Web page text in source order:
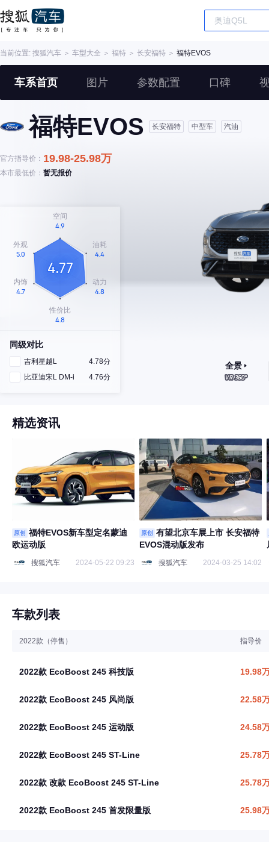
当前位置: 搜狐汽车 ＞ 车型大全 ＞ 福特 ＞ 长安福特 ＞ 福特EVOS
车系首页 图片 参数配置 口碑
福特EVOS 长安福特 中型车 汽油
官方指导价： 19.98-25.98万
本市最低价： 暂无报价
同级对比
吉利星越L
4.78分
比亚迪宋L DM-i
4.76分
全景
精选资讯
原创
福特EVOS新车型定名蒙迪
欧运动版
搜狐汽车 2024-05-22 09:23
原创
有望北京车展上市 长安福特
EVOS混动版发布
搜狐汽车 2024-03-25 14:02
车款列表
2022款（停售） 指导价
2022款 EcoBoost 245 科技版 19.98
2022款 EcoBoost 245 风尚版 22.58
2022款 EcoBoost 245 运动版 24.58
2022款 EcoBoost 245 ST-Line 25.78
2022款 改款 EcoBoost 245 ST-Line 25.78
2022款 EcoBoost 245 首发限量版 25.98